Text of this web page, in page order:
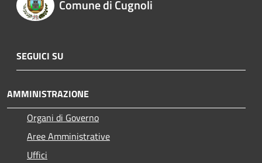
Comune di Cugnoli
SEGUICI SU
AMMINISTRAZIONE
Organi di Governo
Aree Amministrative
Uffici